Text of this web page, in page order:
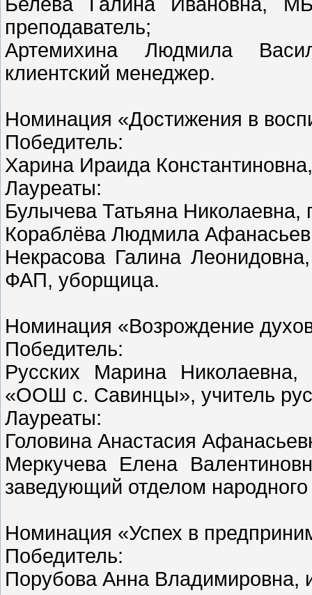
преподаватель;
Артемихина Людмила
клиентский менеджер.
Номинация «Достижения в
Победитель:
Харина Ираида
Лауреаты:
Булычева Татьяна Николаевна,
Кораблёва Людмила
Некрасова Галина
ФАП, уборщица.
Номинация «Возрождение
Победитель:
Русских Марина
«ООШ с. Савинцы», учитель
Лауреаты:
Головина Анастасия
Меркучева Елена
заведующий отделом народного
Номинация «Успех в
Победитель:
Порубова Анна Владимировна,